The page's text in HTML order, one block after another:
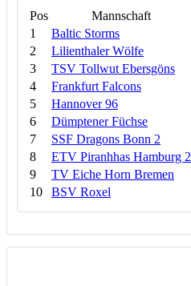
Pos Mannschaft
1
Baltic Storms
2
Lilienthaler Wölfe
3
TSV Tollwut Ebersgöns
4
Frankfurt Falcons
5
Hannover 96
6
Dümptener Füchse
7
SSF Dragons Bonn 2
8
ETV Piranhhas Hamburg 2
9
TV Eiche Horn Bremen
10
BSV Roxel